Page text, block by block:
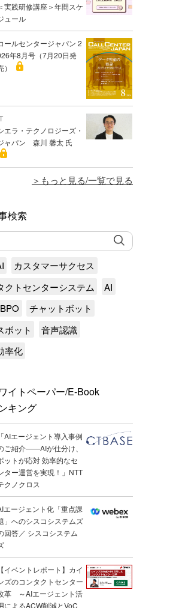
実践研修講座＞年間スケ
ュール
ールセンタージャパン 2
年8月号（7月20日発
）
エラ・テクノロジーズ・
ャパン 森川 馨太 氏
もっと見る/一覧で見る
検索
カスタマーサクセス
クトセンターシステム
AI
BPO
チャットボット
ボット
音声認識
率化
イトペーパー/E-Book
キング
「AIエージェント導入事例
ご紹介――AIが仕分け、
ットが応対 効率的なセ
ター運営を実現！」NTT
クノクロス
エージェント化「重点課
」へのシスコシステムズ
回答／ シスコシステム
【イベントレポート】カイ
ズのコンタクトセンター
革 ～AIエージェント活
によるACW削減とVoC